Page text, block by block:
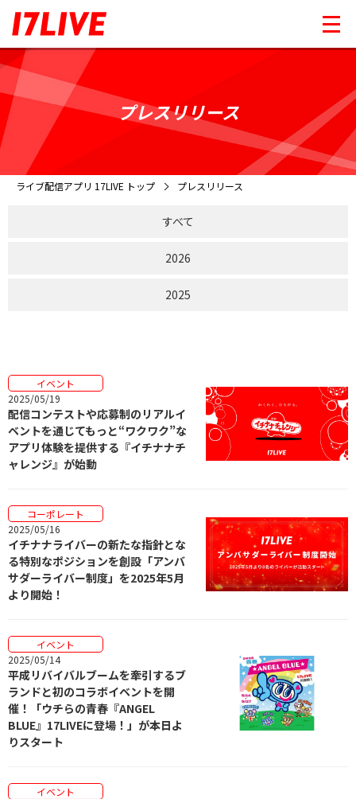
プレスリリース
ライブ配信アプリ 17LIVE トップ プレスリリース
すべて
2026
2025
イベント
2025/05/19
配信コンテストや応募制のリアルイ
ベントを通じてもっと“ワクワク”な
アプリ体験を提供する『イチナナチ
ャレンジ』が始動
コーポレート
2025/05/16
イチナナライバーの新たな指針とな
る特別なポジションを創設「アンバ
サダーライバー制度」を2025年5月
より開始！
イベント
2025/05/14
平成リバイバルブームを牽引するブ
ランドと初のコラボイベントを開
催！「ウチらの青春『ANGEL
BLUE』17LIVEに登場！」が本日よ
りスタート
イベント